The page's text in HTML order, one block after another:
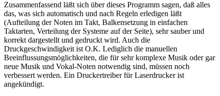
Zusammenfassend läßt sich über dieses Programm sagen, daß alles
das, was sich automatisch und nach Regeln erledigen läßt
(Aufteilung der Noten im Takt, Balkensetzung in einfachen
Taktarten, Verteilung der Systeme auf der Seite), sehr sauber und
korrekt dargestellt und gedruckt wird. Auch die
Druckgeschwindigkeit ist O.K. Lediglich die manuellen
Beeinflussungsmöglichkeiten, die für sehr komplexe Musik oder gar
neue Musik und Vokal-Noten notwendig sind, müssen noch
verbessert werden. Ein Druckertreiber für Laserdrucker ist
angekündigt.